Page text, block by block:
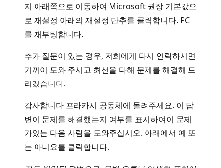
지 아래쪽으로 이동하여 Microsoft 권장 기본값으
로 재설정 아래의 재설정 단추를 클릭합니다. PC
를 재부팅합니다.
추가 질문이 있는 경우, 저희에게 다시 연락하시면
기꺼이 도와 주시고 최선을 다해 문제를 해결해 드
리겠습니다.
감사합니다 프라카시 공동체에 돌려주세요. 이 답
변이 문제를 해결했는지 여부를 표시하여이 문제
가있는 다음 사람을 도와주십시오. 아래에서 예 또
는 아니요를 클릭합니다.